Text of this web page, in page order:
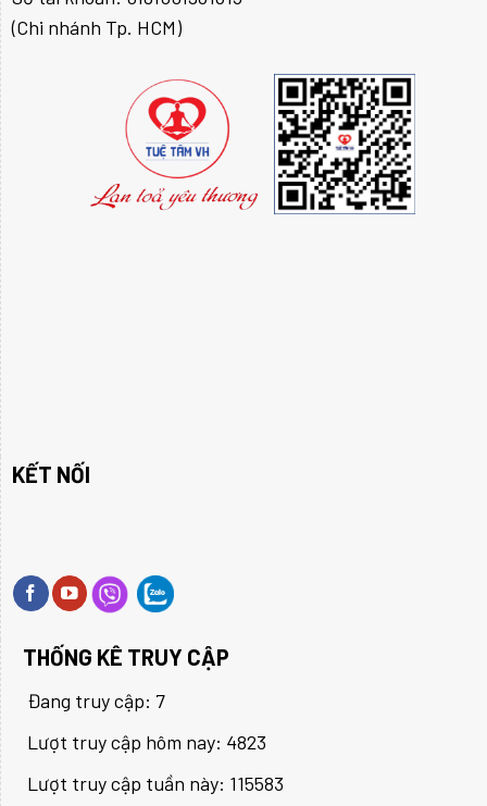
(Chi nhánh Tp. HCM)
KẾT NỐI
THỐNG KÊ TRUY CẬP
Đang truy cập: 7
Lượt truy cập hôm nay: 4823
Lượt truy cập tuần này: 115583